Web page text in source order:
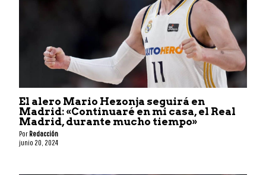
El alero Mario Hezonja seguirá en
Madrid: «Continuaré en mi casa, el Real
Madrid, durante mucho tiempo»
Por Redacción
junio 20, 2024